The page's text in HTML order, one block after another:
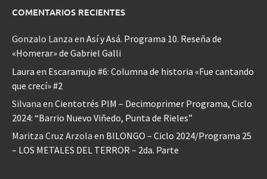
COMENTARIOS RECIENTES
Gonzalo Lanza en Así y Asá. Programa 10. Reseña de
«Homerar» de Gabriel Galli
Laura en Escaramujo #6: Columna de historia «Fue cantando
que crecí» #2
Silvana en Cientotrés PIM – Decimoprimer Programa, Ciclo
2024: “Barrio Nuevo Viñedo, Punta de Rieles”
Maritza Cruz Arzola en BILONGO – Ciclo 2024/Programa 25
– LOS METALES DEL TERROR – 2da. Parte